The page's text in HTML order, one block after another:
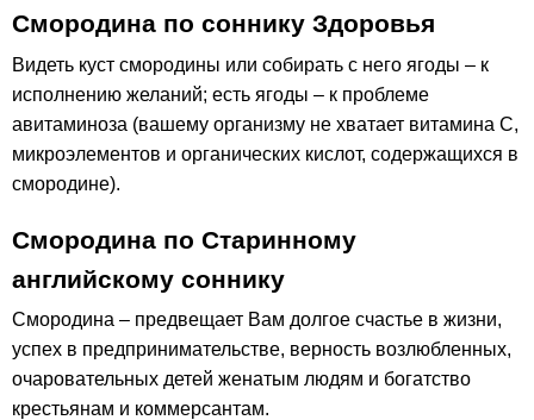
Смородина по соннику Здоровья
Видеть куст смородины или собирать с него ягоды – к
исполнению желаний; есть ягоды – к проблеме
авитаминоза (вашему организму не хватает витамина С,
микроэлементов и органических кислот, содержащихся в
смородине).
Смородина по Старинному
английскому соннику
Смородина – предвещает Вам долгое счастье в жизни,
успех в предпринимательстве, верность возлюбленных,
очаровательных детей женатым людям и богатство
крестьянам и коммерсантам.